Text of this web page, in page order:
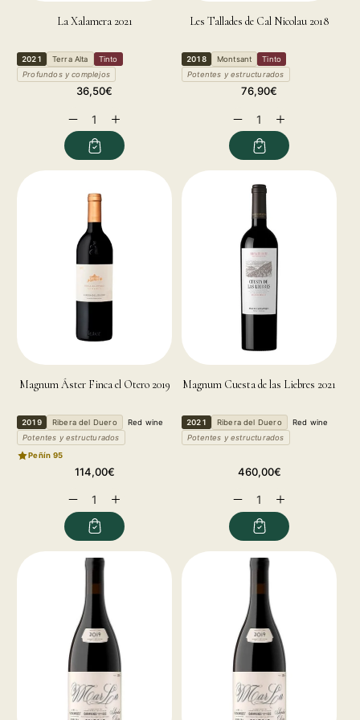
La Xalamera 2021
2021 Terra Alta
Tinto
Profundos y complejos
Regular
36,50€
Decrease
quantity
Increase
quantity
for
Les Tallades de Cal Nicolau 2018
2018 Montsant
Tinto
Potentes y estructurados
Regular
76,90€
Decrease
quantity
Increase
quantity
for
Magnum Áster Finca el Otero 2019
2019 Ribera del Duero
Red wine
Potentes y estructurados
Peñín 95
Regular
114,00€
Decrease
quantity
Increase
quantity
for
Magnum Cuesta de las Liebres 2021
2021 Ribera del Duero
Red wine
Potentes y estructurados
Regular
460,00€
Decrease
quantity
Increase
quantity
for